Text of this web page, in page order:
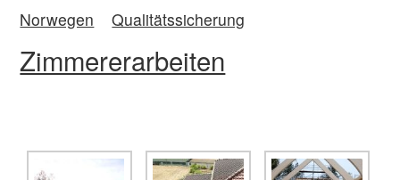
Norwegen
Qualitätssicherung
Zimmererarbeiten